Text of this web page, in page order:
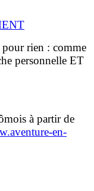
rien : comme
personnelle ET
à partir de
en-